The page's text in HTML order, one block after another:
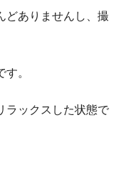
どありませんし、撮
。
ラックスした状態で